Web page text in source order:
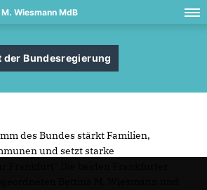
Wiesmann MdB
Bundesregierung
des Bundes stärkt Familien,
und setzt starke
Bettina M. Wiesmann und